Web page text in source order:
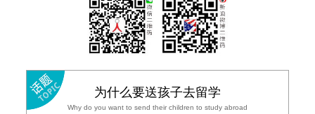
为什么要送孩子去留学
Why do you want to send their children to study abroad